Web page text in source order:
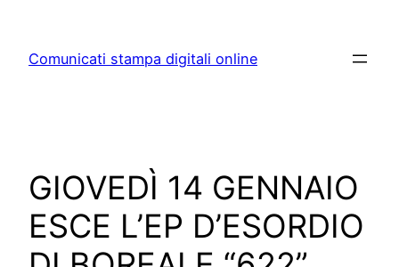
content
Comunicati stampa digitali online
GIOVEDÌ 14 GENNAIO
ESCE L’EP D’ESORDIO